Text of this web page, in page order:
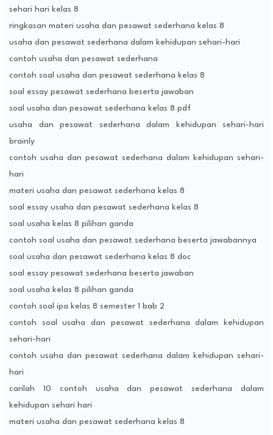
sehari hari kelas 8
ringkasan materi usaha dan pesawat sederhana kelas 8
usaha dan pesawat sederhana dalam kehidupan sehari-hari
contoh usaha dan pesawat sederhana
contoh soal usaha dan pesawat sederhana kelas 8
soal essay pesawat sederhana beserta jawaban
soal usaha dan pesawat sederhana kelas 8 pdf
usaha dan pesawat sederhana dalam kehidupan sehari-hari
brainly
contoh usaha dan pesawat sederhana dalam kehidupan sehari-
hari
materi usaha dan pesawat sederhana kelas 8
soal essay usaha dan pesawat sederhana kelas 8
soal usaha kelas 8 pilihan ganda
contoh soal usaha dan pesawat sederhana beserta jawabannya
soal usaha dan pesawat sederhana kelas 8 doc
soal essay pesawat sederhana beserta jawaban
soal usaha kelas 8 pilihan ganda
contoh soal ipa kelas 8 semester 1 bab 2
contoh soal usaha dan pesawat sederhana dalam kehidupan
sehari-hari
contoh usaha dan pesawat sederhana dalam kehidupan sehari-
hari
carilah 10 contoh usaha dan pesawat sederhana dalam
kehidupan sehari hari
materi usaha dan pesawat sederhana kelas 8